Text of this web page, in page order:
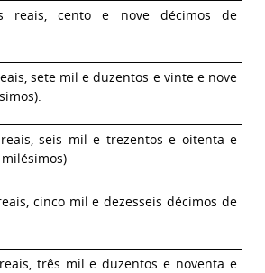
reais, cento e nove décimos de
sete mil e duzentos e vinte e nove
reais, seis mil e trezentos e oitenta e
cinco mil e dezesseis décimos de
três mil e duzentos e noventa e